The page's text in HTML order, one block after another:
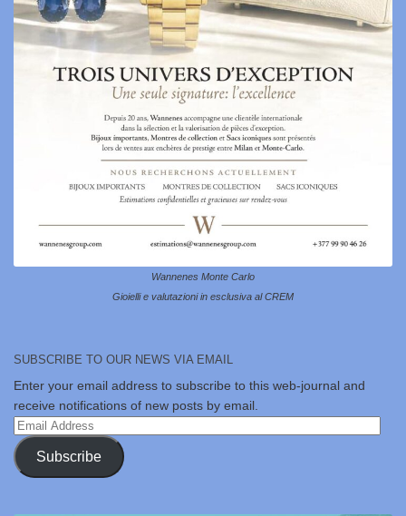
Wannenes Monte Carlo
Gioielli e valutazioni in esclusiva al CREM
SUBSCRIBE TO OUR NEWS VIA EMAIL
Enter your email address to subscribe to this web-journal and
receive notifications of new posts by email.
Email
Address
Subscribe